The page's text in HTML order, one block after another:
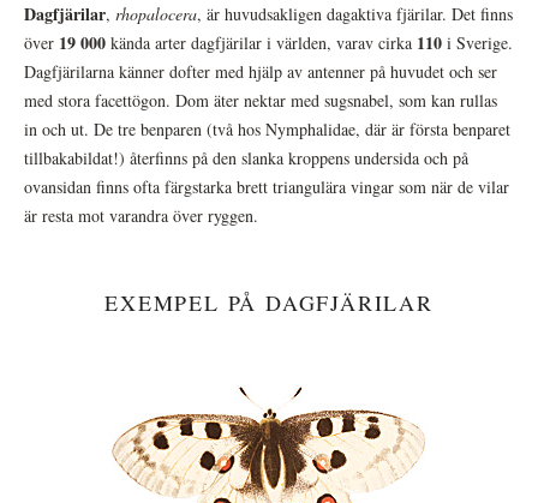
Dagfjärilar, rhopalocera, är huvudsakligen dagaktiva fjärilar. Det finns
över 19 000 kända arter dagfjärilar i världen, varav cirka 110 i Sverige.
Dagfjärilarna känner dofter med hjälp av antenner på huvudet och ser
med stora facettögon. Dom äter nektar med sugsnabel, som kan rullas
in och ut. De tre benparen (två hos Nymphalidae, där är första benparet
tillbakabildat!) återfinns på den slanka kroppens undersida och på
ovansidan finns ofta färgstarka brett triangulära vingar som när de vilar
är resta mot varandra över ryggen.
EXEMPEL PÅ DAGFJÄRILAR